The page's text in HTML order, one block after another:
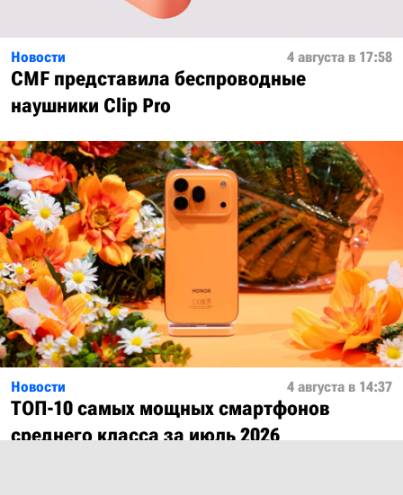
Новости 4 августа в 17:58
CMF представила беспроводные
наушники Clip Pro
Новости 4 августа в 14:37
ТОП-10 самых мощных смартфонов
среднего класса за июль 2026